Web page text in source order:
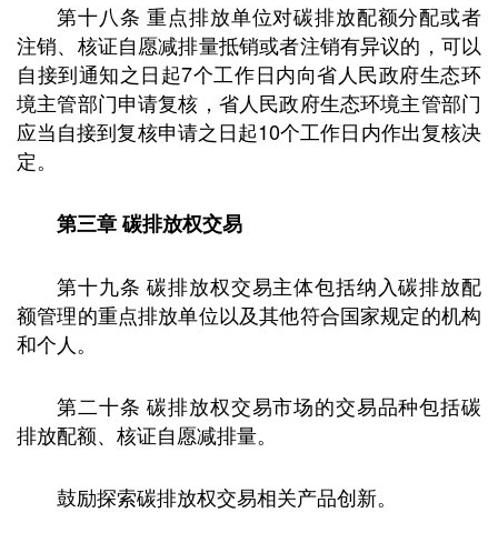
第十八条 重点排放单位对碳排放配额分配或者
注销、核证自愿减排量抵销或者注销有异议的，可以
自接到通知之日起7个工作日内向省人民政府生态环
境主管部门申请复核，省人民政府生态环境主管部门
应当自接到复核申请之日起10个工作日内作出复核决
定。
第三章 碳排放权交易
第十九条 碳排放权交易主体包括纳入碳排放配
额管理的重点排放单位以及其他符合国家规定的机构
和个人。
第二十条 碳排放权交易市场的交易品种包括碳
排放配额、核证自愿减排量。
鼓励探索碳排放权交易相关产品创新。